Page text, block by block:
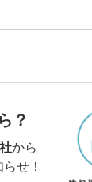
？
から
せ！